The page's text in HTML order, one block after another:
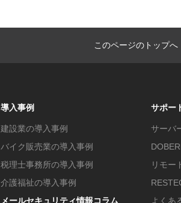
このページのトップへ
導入事例
建設業の導入事例
バイク販売業の導入事例
税理士事務所の導入事例
介護福祉の導入事例
メールセキュリティ情報コラム
サポー
サーバ
リモー
よくあ